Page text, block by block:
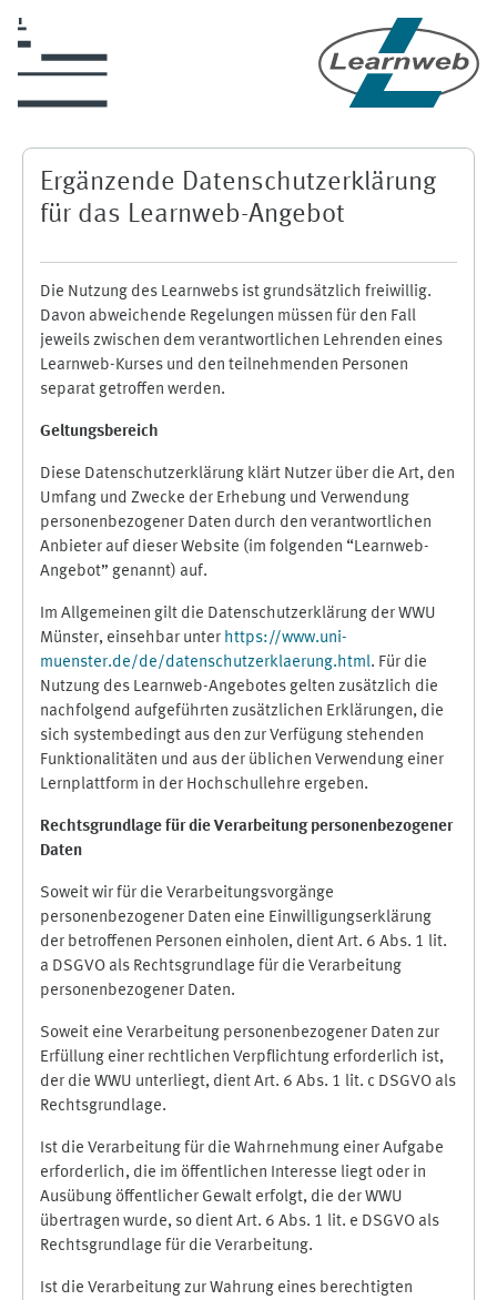
Ergänzende Datenschutzerklärung
für das Learnweb-Angebot
Die Nutzung des Learnwebs ist grundsätzlich freiwillig.
Davon abweichende Regelungen müssen für den Fall
jeweils zwischen dem verantwortlichen Lehrenden eines
Learnweb-Kurses und den teilnehmenden Personen
separat getroffen werden.
Geltungsbereich
Diese Datenschutzerklärung klärt Nutzer über die Art, den
Umfang und Zwecke der Erhebung und Verwendung
personenbezogener Daten durch den verantwortlichen
Anbieter auf dieser Website (im folgenden “Learnweb-
Angebot” genannt) auf.
Im Allgemeinen gilt die Datenschutzerklärung der WWU
Münster, einsehbar unter https://www.uni-
muenster.de/de/datenschutzerklaerung.html. Für die
Nutzung des Learnweb-Angebotes gelten zusätzlich die
nachfolgend aufgeführten zusätzlichen Erklärungen, die
sich systembedingt aus den zur Verfügung stehenden
Funktionalitäten und aus der üblichen Verwendung einer
Lernplattform in der Hochschullehre ergeben.
Rechtsgrundlage für die Verarbeitung personenbezogener
Daten
Soweit wir für die Verarbeitungsvorgänge
personenbezogener Daten eine Einwilligungserklärung
der betroffenen Personen einholen, dient Art. 6 Abs. 1 lit.
a DSGVO als Rechtsgrundlage für die Verarbeitung
personenbezogener Daten.
Soweit eine Verarbeitung personenbezogener Daten zur
Erfüllung einer rechtlichen Verpflichtung erforderlich ist,
der die WWU unterliegt, dient Art. 6 Abs. 1 lit. c DSGVO als
Rechtsgrundlage.
Ist die Verarbeitung für die Wahrnehmung einer Aufgabe
erforderlich, die im öffentlichen Interesse liegt oder in
Ausübung öffentlicher Gewalt erfolgt, die der WWU
übertragen wurde, so dient Art. 6 Abs. 1 lit. e DSGVO als
Rechtsgrundlage für die Verarbeitung.
Ist die Verarbeitung zur Wahrung eines berechtigten